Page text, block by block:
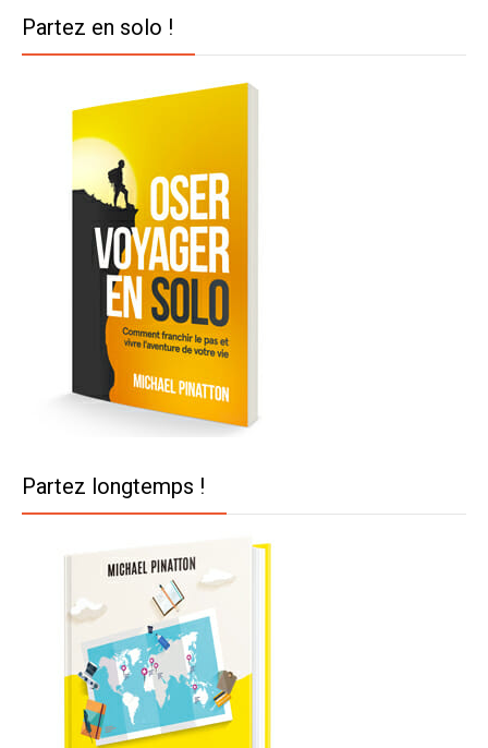
Partez en solo !
Partez longtemps !